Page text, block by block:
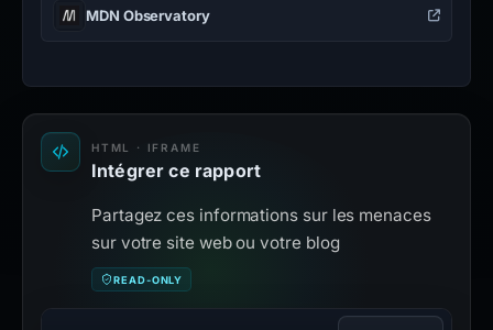
MDN Observatory
HTML · IFRAME
Intégrer ce rapport
Partagez ces informations sur les menaces
sur votre site web ou votre blog
READ-ONLY